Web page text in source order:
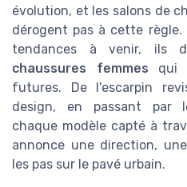
évolution, et les salons de
dérogent pas à cette règle.
tendances à venir, ils
chaussures femmes qui
futures. De l'escarpin
design, en passant par
chaque modèle capté à
annonce une direction,
les pas sur le pavé urbain.